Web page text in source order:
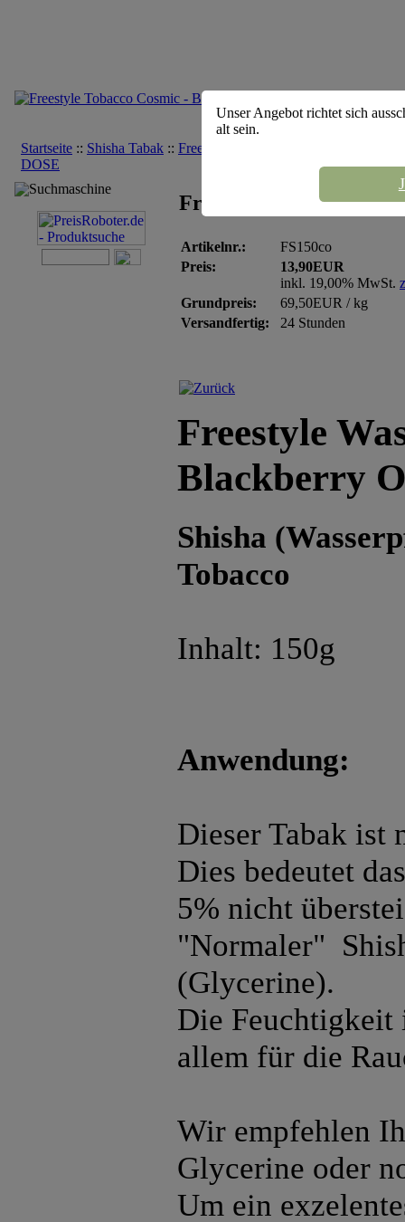
Startseite :: Shisha Tabak :: Freestyle
DOSE
Suchmaschine
Freestyle Tobacco
Artikelnr.:
FS150co
Preis:
13,90EUR
inkl. 19,00% MwSt.
Grundpreis:
69,50EUR / kg
Versandfertig:
24 Stunden
Freestyle
Blackberry
Shisha
Tobacco
Inhalt: 150g
Anwendung:
Dieser Tabak ist
Dies bedeutet
5% nicht
"Normaler"
(Glycerine).
Die Feuchtigkeit
allem für die
Wir empfehlen
Glycerine oder
Um ein
Unser Angebot richtet sich
alt sein.